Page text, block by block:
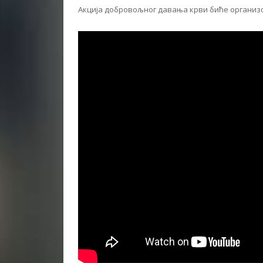
Акција добровољног давања крви биће